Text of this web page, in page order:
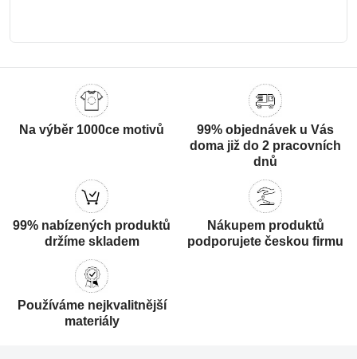
Na výběr 1000ce motivů
99% objednávek u Vás
doma již do 2 pracovních
dnů
99% nabízených produktů
držíme skladem
Nákupem produktů
podporujete českou firmu
Používáme nejkvalitnější
materiály